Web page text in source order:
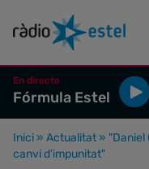
En directe
Fórmula Estel
Inici » Actualitat » "Daniel
canvi d'impunitat"